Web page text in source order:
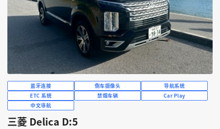
蓝牙连接 倒车摄像头
导航系统
ETC 系统
禁烟车辆
Car Play
中文導航
三菱 Delica D:5